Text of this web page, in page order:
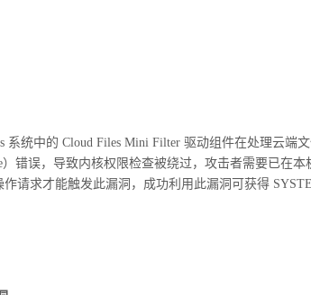
系统中的 Cloud Files Mini Filter 驱动组件在处理云端
）错误，导致内核权限检查被绕过，攻击者需要已在本
请求才能触发此漏洞，成功利用此漏洞可获得